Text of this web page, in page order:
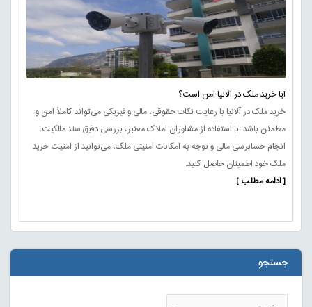
آیا خرید ملک در آلانیا امن است؟
خرید ملک در آلانیا با رعایت نکات حقوقی، مالی و فیزیکی می‌تواند کاملاً امن و
مطمئن باشد. با استفاده از مشاوران املاک معتبر، بررسی دقیق سند مالکیت،
انجام حسابرسی مالی و توجه به امکانات امنیتی ملک، می‌توانید از امنیت خرید
ملک خود اطمینان حاصل کنید.
[ ادامه مطلب ]
جستجو